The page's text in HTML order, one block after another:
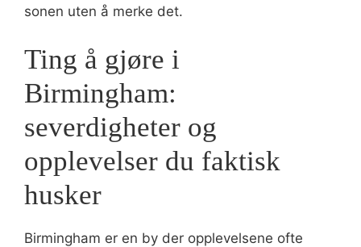
sonen uten å merke det.
Ting å gjøre i
Birmingham:
severdigheter og
opplevelser du faktisk
husker
Birmingham er en by der opplevelsene ofte